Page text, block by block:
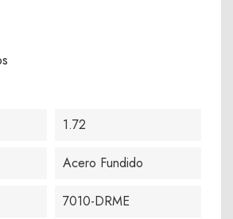
1.72
Acero Fundido
7010-DRME